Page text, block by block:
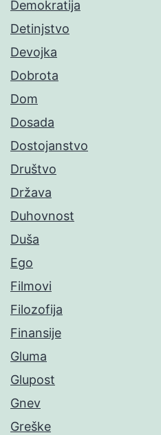
Demokratija
Detinjstvo
Devojka
Dobrota
Dom
Dosada
Dostojanstvo
Društvo
Država
Duhovnost
Duša
Ego
Filmovi
Filozofija
Finansije
Gluma
Glupost
Gnev
Greške